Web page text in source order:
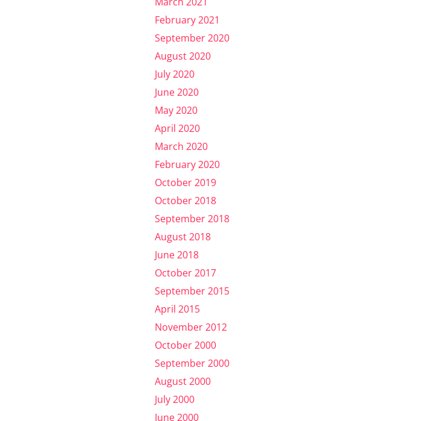
February 2021
September 2020
August 2020
July 2020
June 2020
May 2020
April 2020
March 2020
February 2020
October 2019
October 2018
September 2018
August 2018
June 2018
October 2017
September 2015
April 2015
November 2012
October 2000
September 2000
August 2000
July 2000
June 2000